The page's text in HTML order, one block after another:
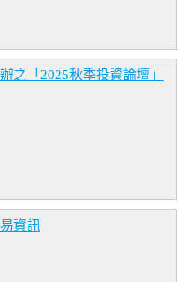
之「2025秋季投資論壇」
資訊